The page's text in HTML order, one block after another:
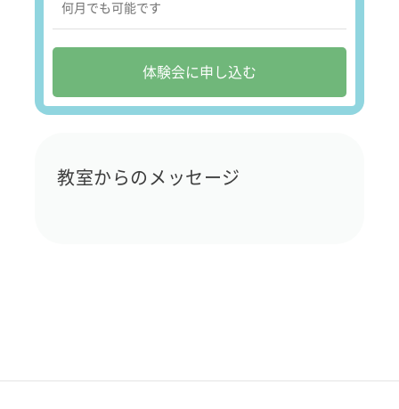
何月でも可能です
体験会に申し込む
教室からのメッセージ